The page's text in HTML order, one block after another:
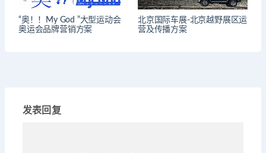
“奥！！My God ”大型运动会
奥运会品牌营销方案
北京国际车展-北京越野展区运
营及传播方案
发表回复